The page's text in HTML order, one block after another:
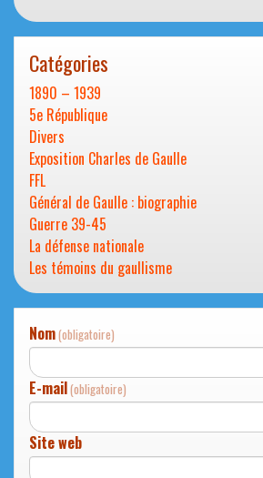
Catégories
1890 – 1939
5e République
Divers
Exposition Charles de Gaulle
FFL
Général de Gaulle : biographie
Guerre 39-45
La défense nationale
Les témoins du gaullisme
Nom(obligatoire)
E-mail(obligatoire)
Site web